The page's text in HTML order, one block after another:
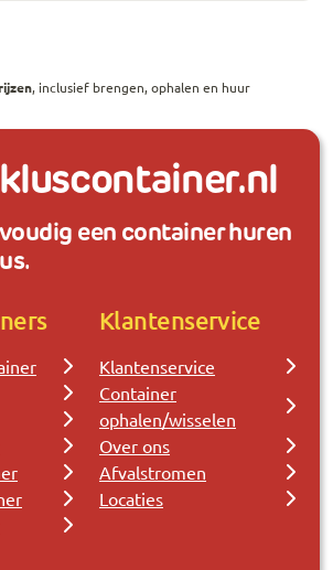
, inclusief brengen, ophalen en huur
een container huren
Klantenservice
Klantenservice
Container
ophalen/wisselen
Over ons
Afvalstromen
Locaties